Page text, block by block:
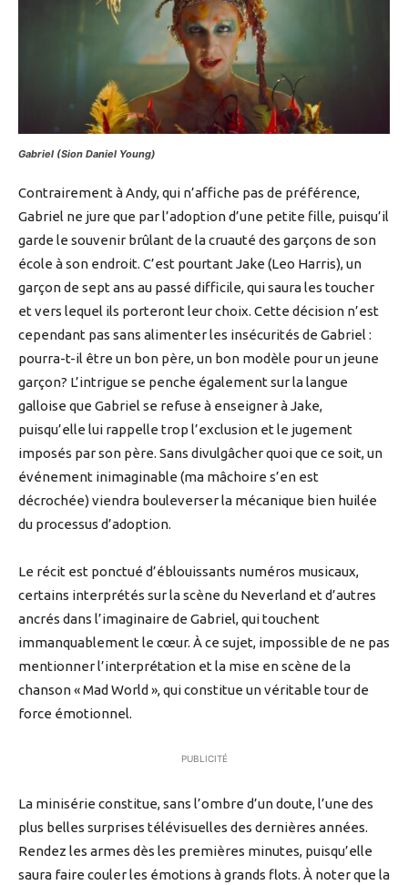
Gabriel (Sion Daniel Young)
Contrairement à Andy, qui n’affiche pas de préférence,
Gabriel ne jure que par l’adoption d’une petite fille, puisqu’il
garde le souvenir brûlant de la cruauté des garçons de son
école à son endroit. C’est pourtant Jake (Leo Harris), un
garçon de sept ans au passé difficile, qui saura les toucher
et vers lequel ils porteront leur choix. Cette décision n’est
cependant pas sans alimenter les insécurités de Gabriel :
pourra-t-il être un bon père, un bon modèle pour un jeune
garçon? L’intrigue se penche également sur la langue
galloise que Gabriel se refuse à enseigner à Jake,
puisqu’elle lui rappelle trop l’exclusion et le jugement
imposés par son père. Sans divulgâcher quoi que ce soit, un
événement inimaginable (ma mâchoire s’en est
décrochée) viendra bouleverser la mécanique bien huilée
du processus d’adoption.
Le récit est ponctué d’éblouissants numéros musicaux,
certains interprétés sur la scène du Neverland et d’autres
ancrés dans l’imaginaire de Gabriel, qui touchent
immanquablement le cœur. À ce sujet, impossible de ne pas
mentionner l’interprétation et la mise en scène de la
chanson « Mad World », qui constitue un véritable tour de
force émotionnel.
PUBLICITÉ
La minisérie constitue, sans l’ombre d’un doute, l’une des
plus belles surprises télévisuelles des dernières années.
Rendez les armes dès les premières minutes, puisqu’elle
saura faire couler les émotions à grands flots. À noter que la